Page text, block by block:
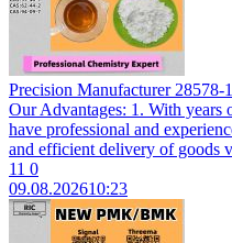
Precision Manufacturer 28578-
Our Advantages: 1. With years
have professional and
and efficient delivery of goods
11 0
09.08.202610:23